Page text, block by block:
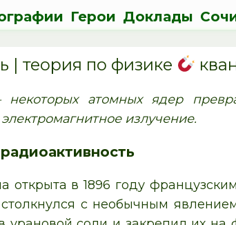
Герои Доклады
| теория по физике
атомных ядер
излучение.
открыта в 1896 году
с необычным